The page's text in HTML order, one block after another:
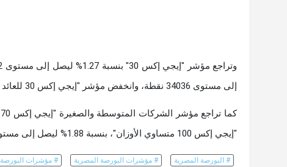
إلى مستوى 34036 نقطة، وانخفض مؤشر "إيجي إكس 30 للعائد الكلي" بنسبة 1.74% ليصل إلى مستوى 11799 نقطة.
"إيجي إكس 100 متساوي الأوزان"، بنسبة 1.88% ليصل إلى مستوى 9451 نقطة.
# البورصة المصرية # مؤشرات البورصة المصرية # مؤشرات البورصة